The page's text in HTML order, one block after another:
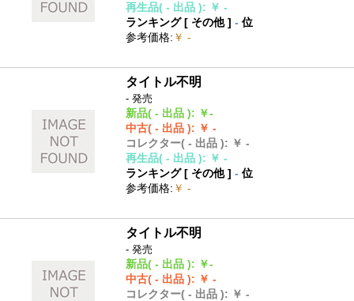
再生品( - 出品 ): ￥ -
ランキング [ その他]- 位
参考価格: ￥ -
タイトル不明
- 発売
新品( - 出品 ): ￥-
中古( - 出品 ): ￥ -
コレクター( - 出品 ): ￥ -
再生品( - 出品 ): ￥ -
ランキング [ その他]- 位
参考価格: ￥ -
タイトル不明
- 発売
新品( - 出品 ): ￥-
中古( - 出品 ): ￥ -
コレクター( - 出品 ): ￥ -